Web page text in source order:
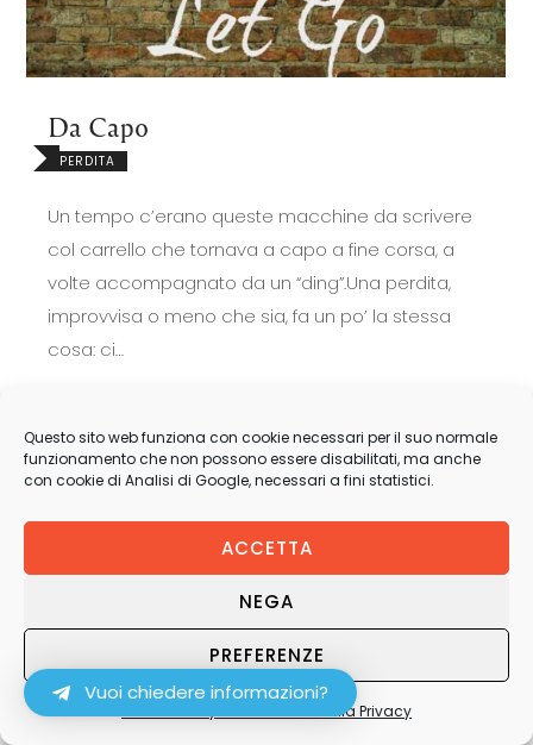
Questo sito web funziona con cookie necessari per il suo normale
funzionamento che non possono essere disabilitati, ma anche
con cookie di Analisi di Google, necessari a fini statistici.
ACCETTA
NEGA
PREFERENZE
Dichiarazione sulla Privacy
Da Capo
PERDITA
Un tempo c’erano queste macchine da scrivere
col carrello che tornava a capo a fine corsa, a
volte accompagnato da un “ding”.Una perdita,
improvvisa o meno che sia, fa un po’ la stessa
cosa: ci…
Vuoi chiedere informazioni?